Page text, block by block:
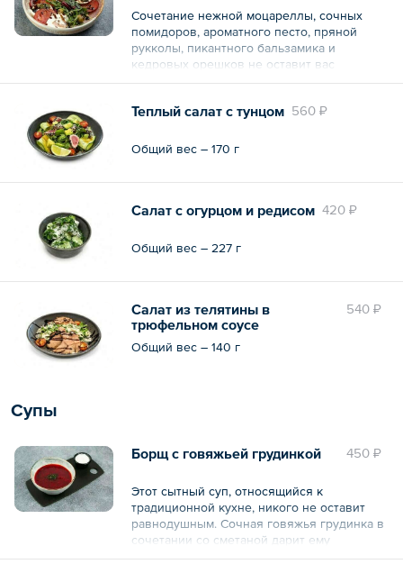
Сочетание нежной моцареллы, сочных
помидоров, ароматного песто, пряной
рукколы, пикантного бальзамика и
кедровых орешков не оставит вас
равнодушными.
Общий вес – 200 г 560 ₽
Теплый салат с тунцом
Общий вес – 170 г
420 ₽
Салат с огурцом и редисом
Общий вес – 227 г
540 ₽
Салат из телятины в
трюфельном соусе
Общий вес – 140 г
Супы
450 ₽
Борщ с говяжьей грудинкой
Этот сытный суп, относящийся к
традиционной кухне, никого не оставит
равнодушным. Сочная говяжья грудинка в
сочетании со сметаной дарит ему
неповторимый вкус и аромат.